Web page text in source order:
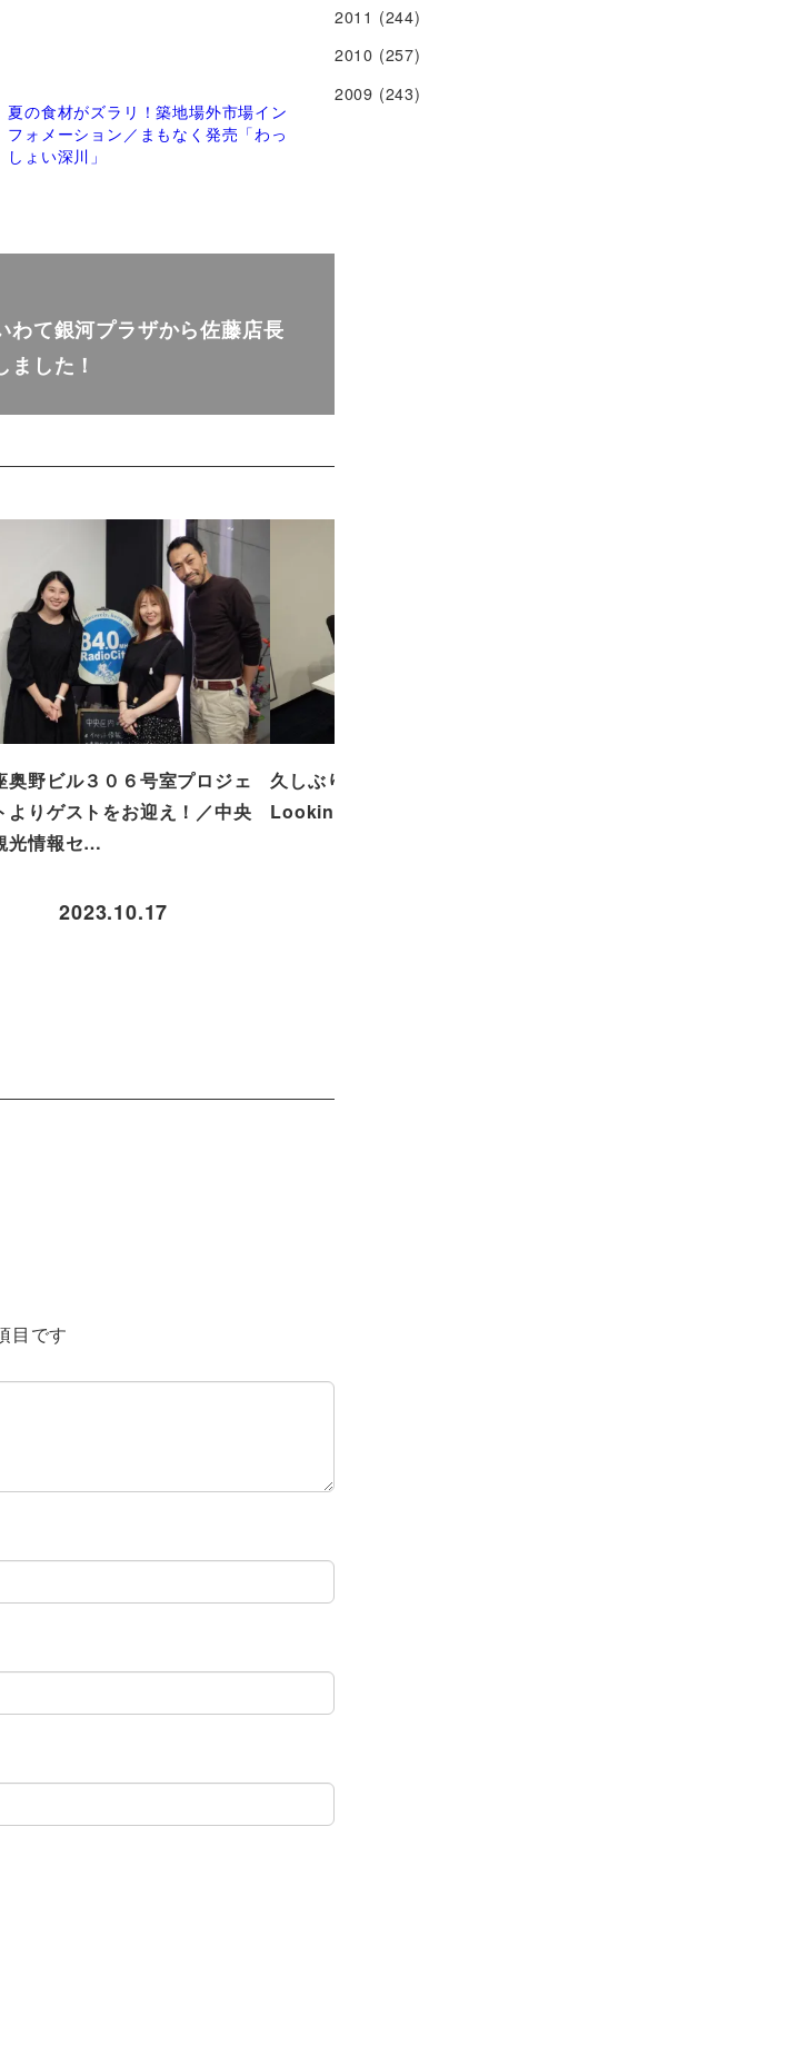
夏の食材がズラリ！築地場外市場イン
フォメーション／まもなく発売「わっ
しょい深川」
わて銀河プラザから佐藤店長
ました！
奥野ビル３０６号室プロジェ
よりゲストをお迎え！／中央
光情報セ…
2023.10.17
久しぶりの生放送です！／
Lookin’深川 深川は金魚の養殖…
目です
2011 (244)
2010 (257)
2009 (243)